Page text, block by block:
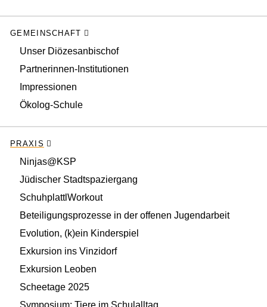
GEMEINSCHAFT
Unser Diözesanbischof
Partnerinnen-Institutionen
Impressionen
Ökolog-Schule
PRAXIS
Ninjas@KSP
Jüdischer Stadtspaziergang
SchuhplattlWorkout
Beteiligungsprozesse in der offenen Jugendarbeit
Evolution, (k)ein Kinderspiel
Exkursion ins Vinzidorf
Exkursion Leoben
Scheetage 2025
Symposium: Tiere im Schulalltag